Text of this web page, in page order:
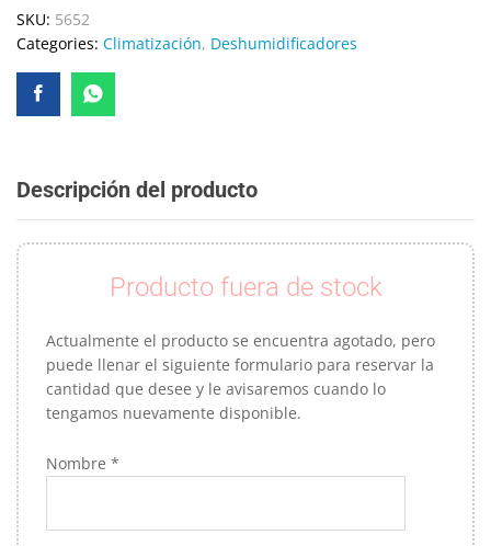
SKU: 5652
Categories: Climatización, Deshumidificadores
Descripción del producto
Producto fuera de stock
Actualmente el producto se encuentra agotado, pero
puede llenar el siguiente formulario para reservar la
cantidad que desee y le avisaremos cuando lo
tengamos nuevamente disponible.
Nombre *